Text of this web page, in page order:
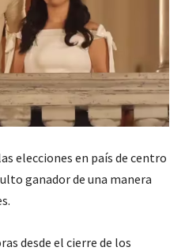
elecciones en país de centro
ganador de una manera
desde el cierre de los